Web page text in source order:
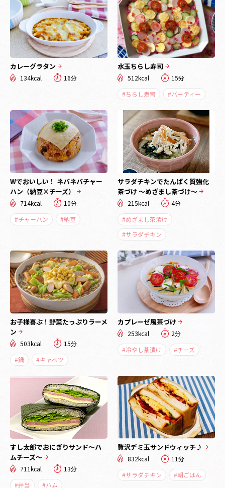
カレーグラタン
134kcal 16分
水玉ちらし寿司
512kcal
15分
#ちらし寿司
#パーティー
Wでおいしい！ ネバネバチャー
ハン（納豆×チーズ）
714kcal
10分
#チャーハン
#納豆
サラダチキンでたんぱく質強化
茶づけ ～めざまし茶づけ～
215kcal
4分
#めざまし茶漬け
#サラダチキン
お子様喜ぶ！野菜たっぷりラーメ
ン
503kcal
15分
#鍋
#キャベツ
カプレーゼ風茶づけ
253kcal
2分
#冷やし茶漬け
#チーズ
すし太郎でおにぎりサンド～ハ
ムチーズ～
711kcal
13分
#弁当
#ハム
贅沢デミ玉サンドウィッチ♪
832kcal
11分
#サラダチキン
#朝ごはん